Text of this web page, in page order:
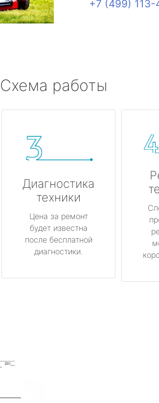
+7 (499)
Схема работы
Диагностика
техники
Цена за ремонт
будет известна
после бесплатной
диагностики.